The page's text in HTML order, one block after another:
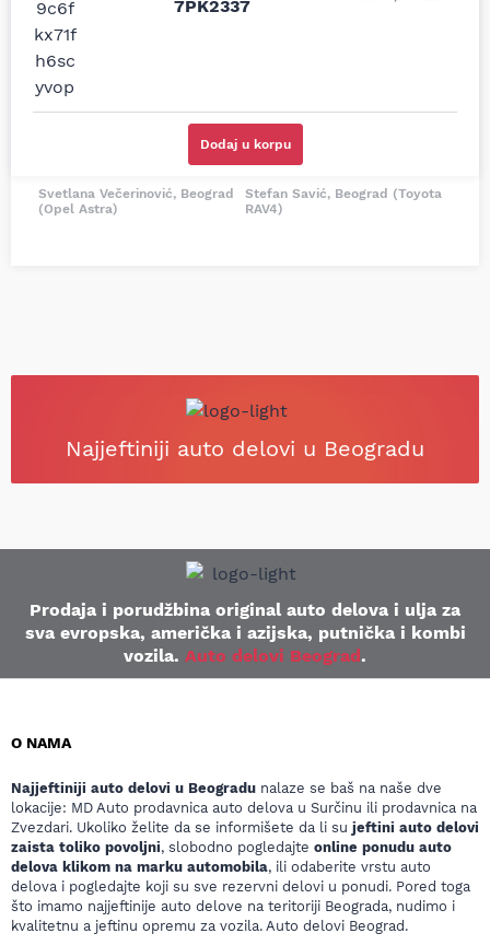
7PK2337
Dodaj u korpu
i definitivno najbolje
cene su ovde. Kupila
sam više puta auto
delove iz MD Auto. Uvek
dobra preporuka za
odgovarajuću opremu.
Svetlana Večerinović, Beograd
(Opel Astra)
tačan naziv i tip
preporučio
odgovarajućeg
proizvođača.
Stefan Savić, Beograd (Toyota
RAV4)
Najjeftiniji auto delovi u Beogradu
Prodaja i porudžbina original auto delova i ulja za
sva evropska, američka i azijska, putnička i kombi
vozila. Auto delovi Beograd.
O NAMA
Najjeftiniji auto delovi u Beogradu nalaze se baš na naše dve
lokacije: MD Auto prodavnica auto delova u Surčinu ili prodavnica na
Zvezdari. Ukoliko želite da se informišete da li su jeftini auto delovi
zaista toliko povoljni, slobodno pogledajte online ponudu auto
delova klikom na marku automobila, ili odaberite vrstu auto
delova i pogledajte koji su sve rezervni delovi u ponudi. Pored toga
što imamo najjeftinije auto delove na teritoriji Beograda, nudimo i
kvalitetnu a jeftinu opremu za vozila. Auto delovi Beograd.